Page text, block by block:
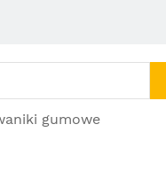
gumowe